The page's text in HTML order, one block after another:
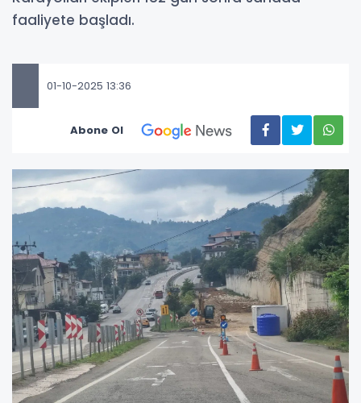
faaliyete başladı.
01-10-2025 13:36
Abone Ol